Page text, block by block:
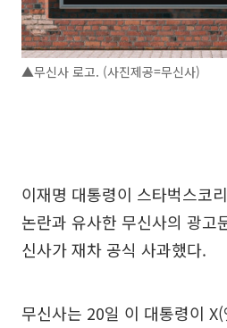
▲무신사 로고. (사진제공=무신사)
이재명 대통령이 스타벅스코
논란과 유사한 무신사의 광고
신사가 재차 공식 사과했다.
무신사는 20일 이 대통령이